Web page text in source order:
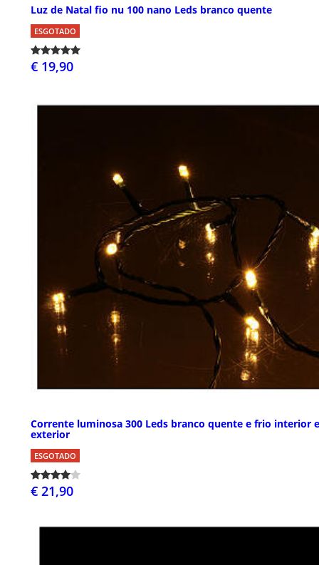
Luz de Natal fio nu 100 nano Leds branco quente
ESGOTADO
€ 19,90
Corrente luminosa 300 Leds branco quente e frio interior e
exterior
ESGOTADO
€ 21,90